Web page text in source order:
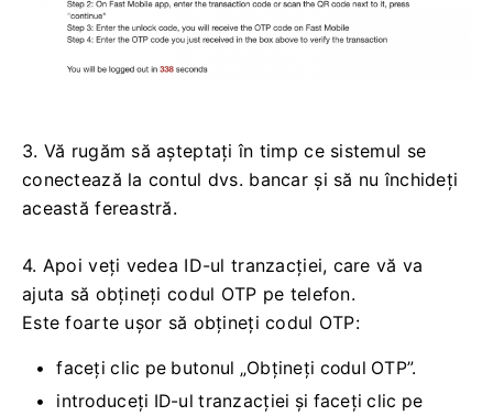
3. Vă rugăm să așteptați în timp ce sistemul se
conectează la contul dvs. bancar și să nu închideți
această fereastră.
4. Apoi veți vedea ID-ul tranzacției, care vă va
ajuta să obțineți codul OTP pe telefon.
Este foarte ușor să obțineți codul OTP:
faceți clic pe butonul „Obțineți codul OTP”.
introduceți ID-ul tranzacției și faceți clic pe